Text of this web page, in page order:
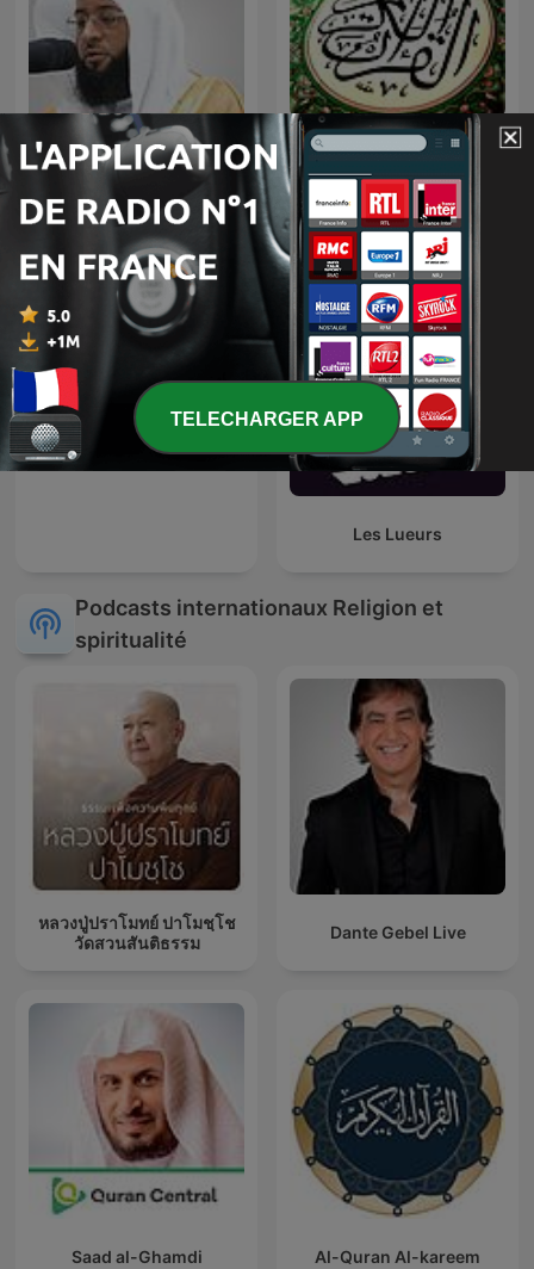
Badr Al-Turki
أعـذب الـتـلاوات
الشيخ مشاري العفاسي
Les Lueurs
Podcasts internationaux Religion et
spiritualité
หลวงปู่ปราโมทย์ ปาโมชฺโช
วัดสวนสันติธรรม
Dante Gebel Live
Saad al-Ghamdi Al-Quran Al-kareem
TELECHARGER APP